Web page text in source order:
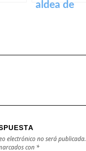
aldea de
electrónico no será publicada.
con *